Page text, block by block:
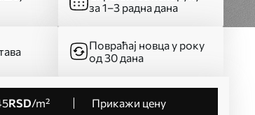
за 1–3 радна дана
Повраћај новца у року
од 30 дана
RSD/m²
Прикажи цену